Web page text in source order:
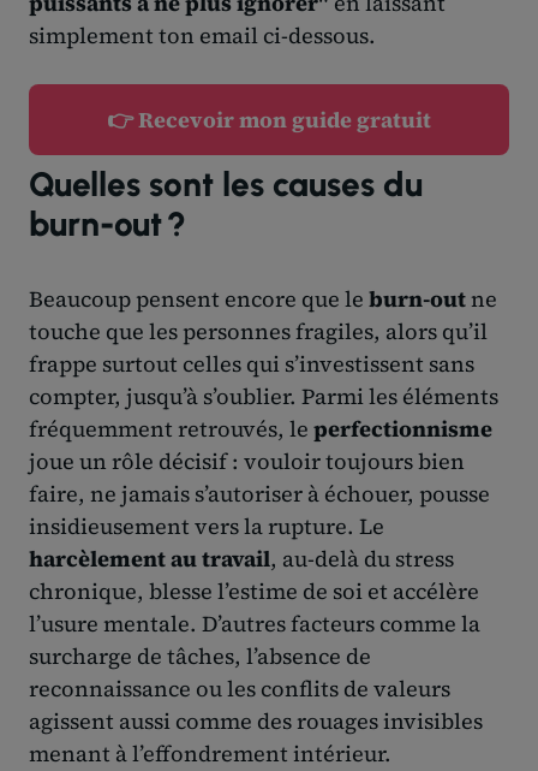
simplement ton email ci-dessous.
👉 Recevoir mon guide gratuit
Quelles sont les causes du
burn-out ?
Beaucoup pensent encore que le burn-outne
touche que les personnes fragiles, alors qu’il
frappe surtout celles qui s’investissent sans
compter, jusqu’à s’oublier. Parmi les éléments
fréquemment retrouvés, le perfectionnisme
joue un rôle décisif : vouloir toujours bien
faire, ne jamais s’autoriser à échouer, pousse
insidieusement vers la rupture. Le
harcèlement au travail, au-delà du stress
chronique, blesse l’estime de soi et accélère
l’usure mentale. D’autres facteurs comme la
surcharge de tâches, l’absence de
reconnaissance ou les conflits de valeurs
agissent aussi comme des rouages invisibles
menant à l’effondrement intérieur.